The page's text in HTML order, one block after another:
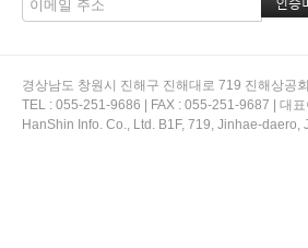
경상남도 창원시 진해구 진해대로 719 진해상공
TEL : 055-251-9686 | FAX : 055-251-9687 | 대
HanShin Info. Co., Ltd. B1F, 719, Jinhae-